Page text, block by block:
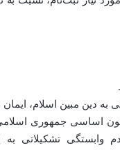
به دین مبین اسلام،
اساسی جمهوری
وابستگی تشکیلاتی به